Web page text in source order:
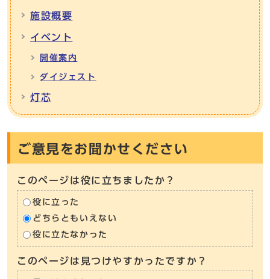
施設概要
イベント
開催案内
ダイジェスト
灯芯
ご意見をお聞かせください
このページは役に立ちましたか？
役に立った
どちらともいえない
役に立たなかった
このページは見つけやすかったですか？